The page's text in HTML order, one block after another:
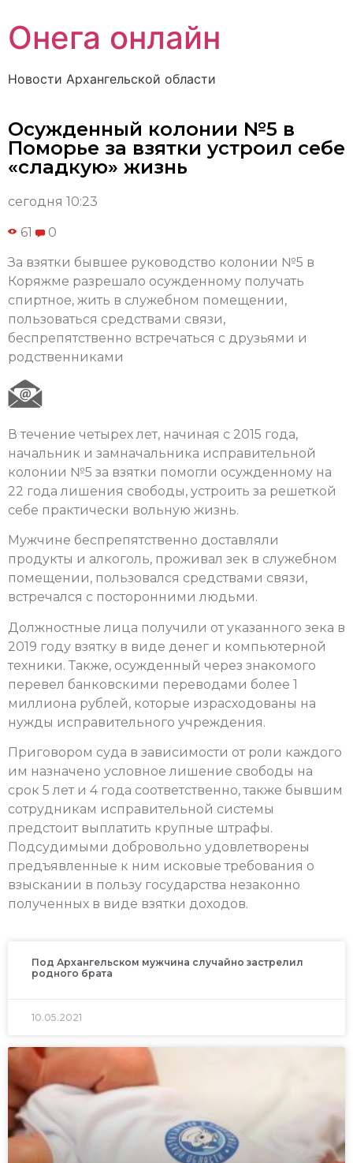
Онега онлайн
Новости Архангельской области
Осужденный колонии №5 в
Поморье за взятки устроил себе
«сладкую» жизнь
сегодня 10:23
61 0
За взятки бывшее руководство колонии №5 в
Коряжме разрешало осужденному получать
спиртное, жить в служебном помещении,
пользоваться средствами связи,
беспрепятственно встречаться с друзьями и
родственниками
В течение четырех лет, начиная с 2015 года,
начальник и замначальника исправительной
колонии №5 за взятки помогли осужденному на
22 года лишения свободы, устроить за решеткой
себе практически вольную жизнь.
Мужчине беспрепятственно доставляли
продукты и алкоголь, проживал зек в служебном
помещении, пользовался средствами связи,
встречался с посторонними людьми.
Должностные лица получили от указанного зека в
2019 году взятку в виде денег и компьютерной
техники. Также, осужденный через знакомого
перевел банковскими переводами более 1
миллиона рублей, которые израсходованы на
нужды исправительного учреждения.
Приговором суда в зависимости от роли каждого
им назначено условное лишение свободы на
срок 5 лет и 4 года соответственно, также бывшим
сотрудникам исправительной системы
предстоит выплатить крупные штрафы.
Подсудимыми добровольно удовлетворены
предъявленные к ним исковые требования о
взыскании в пользу государства незаконно
полученных в виде взятки доходов.
Под Архангельском мужчина случайно застрелил
родного брата
10.05.2021